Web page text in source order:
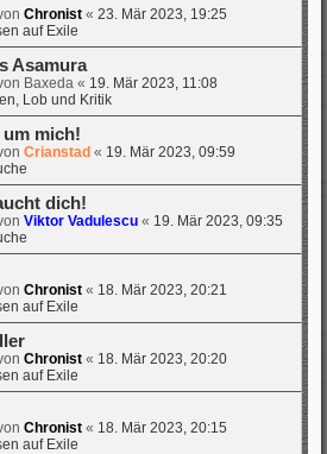
Chronist « 23. Mär 2023, 19:25
auf Exile
Asamura
Baxeda « 19. Mär 2023, 11:08
Lob und Kritik
mich!
Crianstad « 19. Mär 2023, 09:59
dich!
Viktor Vadulescu « 19. Mär 2023, 09:35
Chronist « 18. Mär 2023, 20:21
auf Exile
Chronist « 18. Mär 2023, 20:20
auf Exile
Chronist « 18. Mär 2023, 20:15
auf Exile